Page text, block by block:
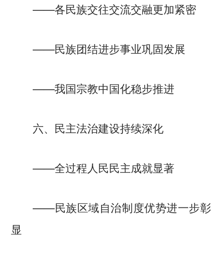
——各民族交往交流交融更加紧密
——民族团结进步事业巩固发展
——我国宗教中国化稳步推进
六、民主法治建设持续深化
——全过程人民民主成就显著
——民族区域自治制度优势进一步彰
显